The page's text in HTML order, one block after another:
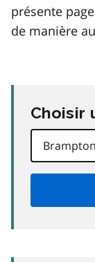
présente
de manière
Choisir